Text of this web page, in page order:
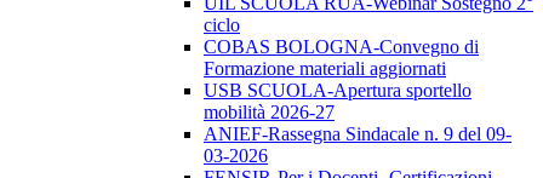
ciclo
COBAS BOLOGNA-Convegno di
Formazione materiali aggiornati
USB SCUOLA-Apertura sportello
mobilità 2026-27
ANIEF-Rassegna Sindacale n. 9 del 09-
03-2026